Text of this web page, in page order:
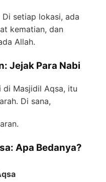
setiap lokasi, ada
kematian, dan
Allah.
Jejak Para Nabi
di Masjidil Aqsa, itu
Di sana,
Apa Bedanya?